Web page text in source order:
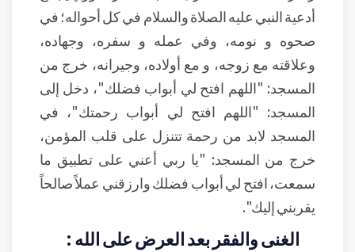
أدعية النبي عليه الصلاة والسلام في كل أحواله؛ في
صحوه و نومه، وفي عمله و سفره، وجهاده،
وعلاقته مع زوجه، و مع أولاده، وجيرانه، خرج من
المسجد: "اللهم افتح لي أبواب فضلك"، دخل إلى
المسجد: "اللهم افتح لي أبواب رحمتك"، في
المسجد لابد من رحمة تتنزل على قلب المؤمن،
خرج من المسجد: "يا ربي أعني على تطبيق ما
سمعت، افتح لي أبواب فضلك وارزقني عملاً صالحاً
يقربني إليك".
الغنى والفقر بعد العرض على الله :